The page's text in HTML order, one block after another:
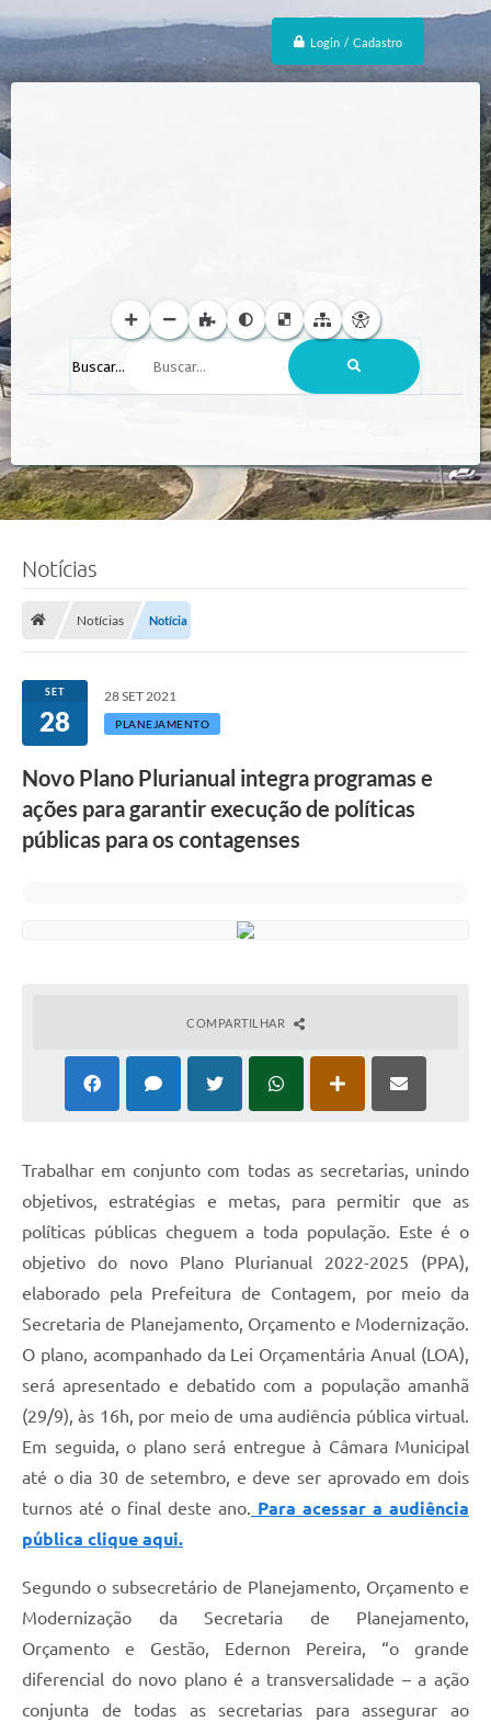
Login / Cadastro
Buscar...
Notícias
Notícias Notícia
SET
28
28 SET 2021
PLANEJAMENTO
Novo Plano Plurianual integra programas e
ações para garantir execução de políticas
públicas para os contagenses
COMPARTILHAR
Trabalhar em conjunto com todas as secretarias, unindo
objetivos, estratégias e metas, para permitir que as
políticas públicas cheguem a toda população. Este é o
objetivo do novo Plano Plurianual 2022-2025 (PPA),
elaborado pela Prefeitura de Contagem, por meio da
Secretaria de Planejamento, Orçamento e Modernização.
O plano, acompanhado da Lei Orçamentária Anual (LOA),
será apresentado e debatido com a população amanhã
(29/9), às 16h, por meio de uma audiência pública virtual.
Em seguida, o plano será entregue à Câmara Municipal
até o dia 30 de setembro, e deve ser aprovado em dois
turnos até o final deste ano. Para acessar a audiência
pública clique aqui.
Segundo o subsecretário de Planejamento, Orçamento e
Modernização da Secretaria de Planejamento,
Orçamento e Gestão, Edernon Pereira, “o grande
diferencial do novo plano é a transversalidade – a ação
conjunta de todas as secretarias para assegurar ao